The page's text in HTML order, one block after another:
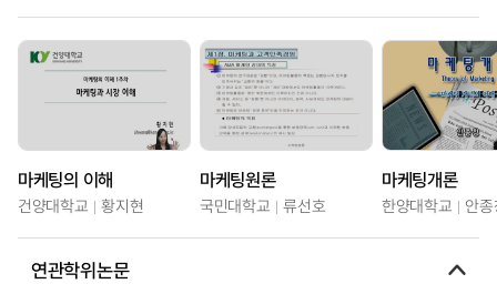
마케팅의 이해
건양대학교 황지현
마케팅원론
국민대학교 류선호
마케팅개론
한양대학교 안
연관학위논문